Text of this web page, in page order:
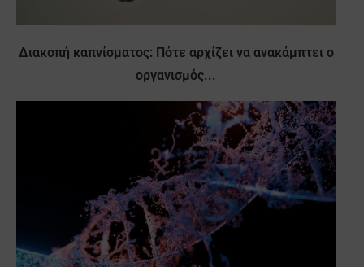
Διακοπή καπνίσματος: Πότε αρχίζει να ανακάμπτει ο
οργανισμός...